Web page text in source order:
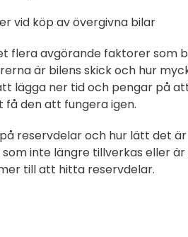
vid köp av övergivna bilar
flera avgörande faktorer som
är bilens skick och hur
lägga ner tid och pengar på
den att fungera igen.
reservdelar och hur lätt det
inte längre tillverkas eller
till att hitta reservdelar.